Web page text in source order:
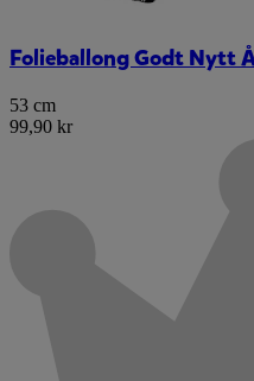
Folieballong Godt Nytt
53 cm
99,90 kr